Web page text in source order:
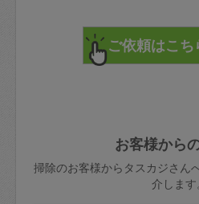
直前キャンセル料：
72時間前〜24時間前
依頼者不在による当
金額の100%＋交通費
みてください。
その後、一番気に入
てください。
不在時に部屋に入る
きた場合は損害保険
ご注意ください。
で、必ず鍵のかかる
れて依頼者の責任の
けてください。
あわせてこちらも参
利用します。注意し
お客様から
掃除のお客様からタスカジさん
介します